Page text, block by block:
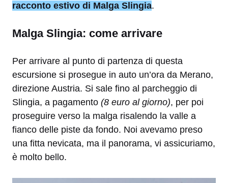
racconto estivo di Malga Slingia.
Malga Slingia: come arrivare
Per arrivare al punto di partenza di questa
escursione si prosegue in auto un’ora da Merano,
direzione Austria. Si sale fino al parcheggio di
Slingia, a pagamento (8 euro al giorno), per poi
proseguire verso la malga risalendo la valle a
fianco delle piste da fondo. Noi avevamo preso
una fitta nevicata, ma il panorama, vi assicuriamo,
è molto bello.